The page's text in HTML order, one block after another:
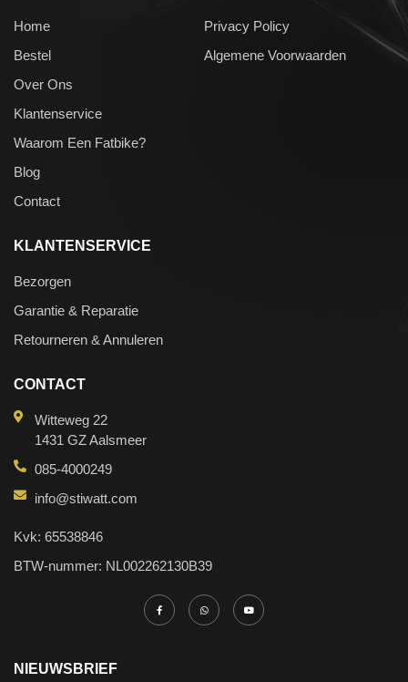
Home
Bestel
Over Ons
Klantenservice
Waarom Een Fatbike?
Blog
Contact
Privacy Policy
Algemene Voorwaarden
CONTACT
Witteweg 22
1431 GZ Aalsmeer
085-4000249
info@stiwatt.com
Kvk: 65538846
BTW-nummer: NL002262130B39
KLANTENSERVICE
Bezorgen
Garantie & Reparatie
Retourneren & Annuleren
NIEUWSBRIEF